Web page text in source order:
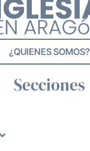
¿QUIENES SOMOS?
Secciones